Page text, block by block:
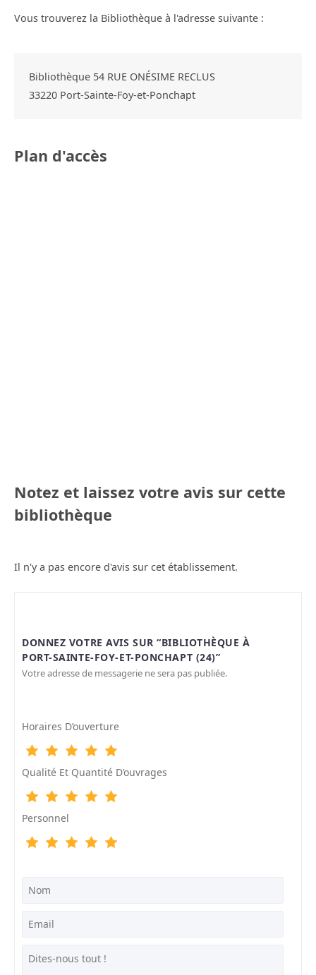
Vous trouverez la Bibliothèque à l'adresse suivante :
Bibliothèque 54 RUE ONÉSIME RECLUS
33220 Port-Sainte-Foy-et-Ponchapt
Plan d'accès
Notez et laissez votre avis sur cette
bibliothèque
Il n'y a pas encore d'avis sur cet établissement.
DONNEZ VOTRE AVIS SUR “BIBLIOTHÈQUE À
PORT-SAINTE-FOY-ET-PONCHAPT (24)”
Votre adresse de messagerie ne sera pas publiée.
Horaires D’ouverture
Qualité Et Quantité D’ouvrages
Personnel